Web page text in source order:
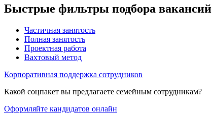
Быстрые фильтры подбора вакансий
Частичная занятость
Полная занятость
Проектная работа
Вахтовый метод
Корпоративная поддержка сотрудников
Какой соцпакет вы предлагаете семейным сотрудникам?
Оформляйте кандидатов онлайн